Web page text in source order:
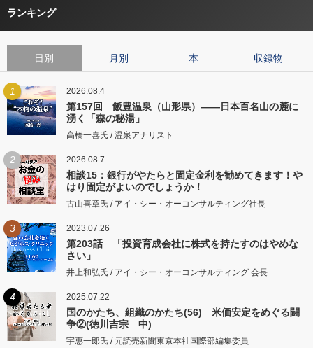
ランキング
日別 月別 本 収録物
1 2026.08.4
第157回 飯豊温泉（山形県）――日本百名山の麓に
湧く「森の秘湯」
高橋一喜氏 / 温泉アナリスト
2 2026.08.7
相談15：銀行がやたらと固定金利を勧めてきます！や
はり固定がよいのでしょうか！
古山喜章氏 / アイ・シー・オーコンサルティング社長
3 2023.07.26
第203話 「投資育成会社に株式を持たすのはやめな
さい」
井上和弘氏 / アイ・シー・オーコンサルティング 会長
4 2025.07.22
国のかたち、組織のかたち(56) 米価安定をめぐる闘
争②(徳川吉宗 中)
宇惠一郎氏 / 元読売新聞東京本社国際部編集委員